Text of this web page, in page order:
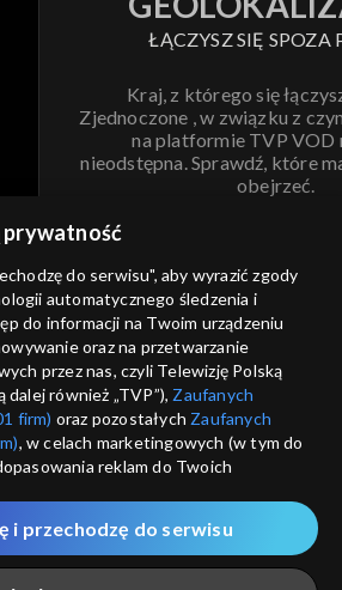
ŁĄCZYSZ SIĘ SPOZA
Kraj, z którego się
Zjednoczone , w związku z
na platformie TVP VOD
nieodstępna. Sprawdź, które
obejrzeć.
ANULUJ
usług
prywatność
do serwisu", aby wyrazić zgody
automatycznego śledzenia i
do informacji na Twoim urządzeniu
oraz na przetwarzanie
przez nas, czyli Telewizję Polską
dalej również „TVP”), Zaufanych
firm) oraz pozostałych Zaufanych
, w celach marketingowych (w tym do
reklam do Twoich
a także zgody na udostępnianie
PPID do Google.
podczas odwiedzania przez
i przechodzę do serwisu